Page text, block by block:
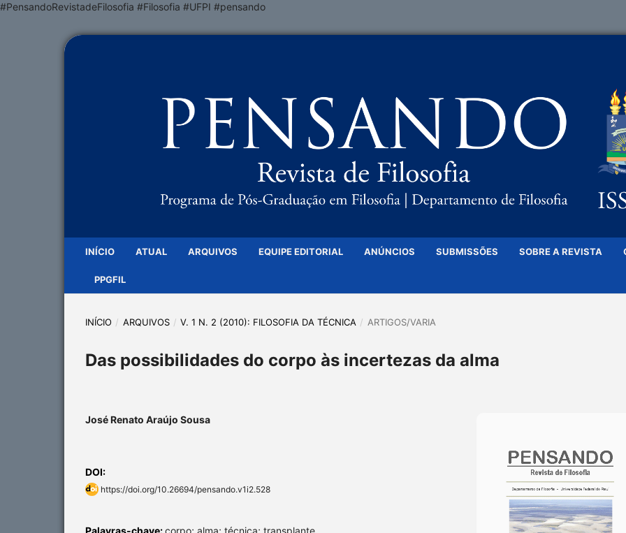
#PensandoRevistadeFilosofia #Filosofia #UFPI #pensando
INÍCIO ATUAL ARQUIVOS EQUIPE EDITORIAL ANÚNCIOS SUBMISSÕES SOBRE A REVISTA
PPGFIL
INÍCIO / ARQUIVOS / V. 1 N. 2 (2010): FILOSOFIA DA TÉCNICA / ARTIGOS/VARIA
Das possibilidades do corpo às incertezas da alma
José Renato Araújo Sousa
DOI:
https://doi.org/10.26694/pensando.v1i2.528
Palavras-chave:corpo; alma; técnica; transplante.